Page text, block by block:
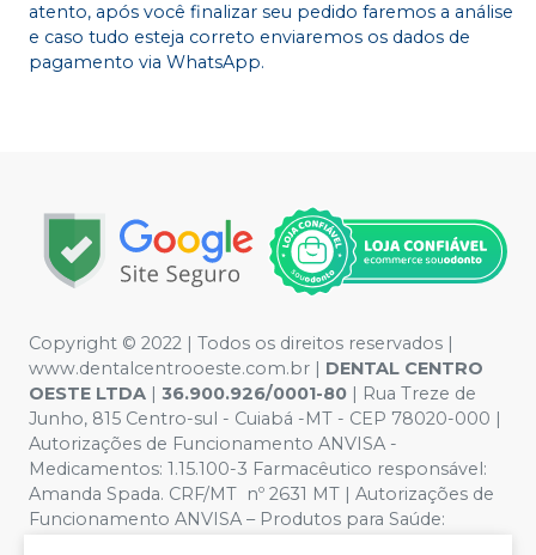
atento, após você finalizar seu pedido faremos a análise
e caso tudo esteja correto enviaremos os dados de
pagamento via WhatsApp.
Copyright © 2022 | Todos os direitos reservados |
www.dentalcentrooeste.com.br | DENTAL CENTRO
OESTE LTDA | 36.900.926/0001-80 | Rua Treze de
Junho, 815 Centro-sul - Cuiabá -MT - CEP 78020-000 |
Autorizações de Funcionamento ANVISA -
Medicamentos: 1.15.100-3 Farmacêutico responsável:
Amanda Spada. CRF/MT nº 2631 MT | Autorizações de
Funcionamento ANVISA – Produtos para Saúde: